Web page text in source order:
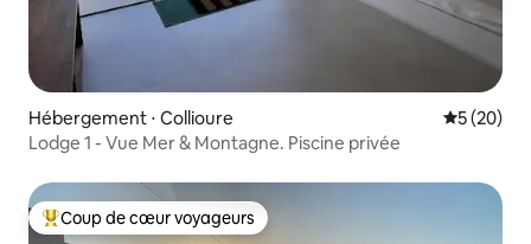
Hébergement ⋅ Collioure
5 (20)
Lodge 1 - Vue Mer & Montagne. Piscine privée
Coups de cœur voyageurs les plus appréciés
Coup de cœur voyageurs